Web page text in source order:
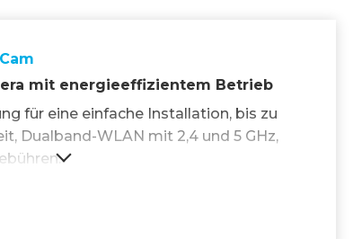
mit energieeffizientem Betrieb
für eine einfache Installation, bis zu
Dualband-WLAN mit 2,4 und 5 GHz,